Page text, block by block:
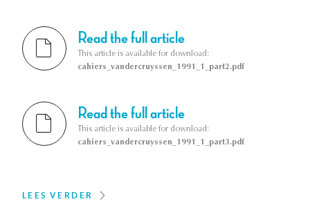
Read the full article
This article is available for download:
cahiers_vandercruyssen_1991_1_part2.pdf
Read the full article
This article is available for download:
cahiers_vandercruyssen_1991_1_part3.pdf
LEES VERDER